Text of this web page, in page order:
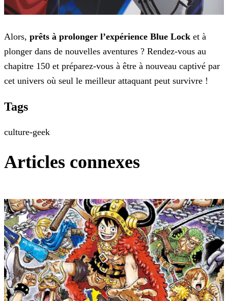
Alors, prêts à prolonger l’expérience Blue Lock et à
plonger dans de nouvelles aventures ? Rendez-vous au
chapitre 150 et préparez-vous à être à nouveau captivé par
cet univers où seul le meilleur attaquant peut survivre !
Tags
culture-geek
Articles connexes